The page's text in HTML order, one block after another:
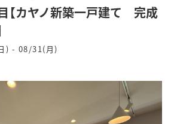
【カヤノ新築一戸建て 完成
) - 08/31(月)